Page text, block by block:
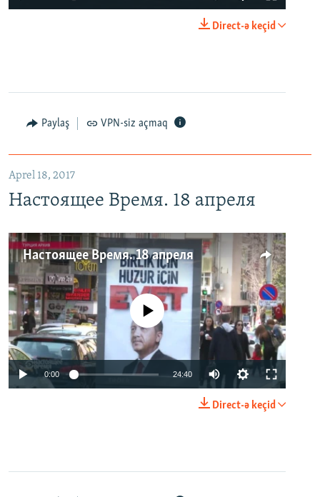
Direct-ə keçid
Paylaş VPN-siz açmaq
Aprel 18, 2017
Настоящее Время. 18 апреля
Настоящее Время. 18 апреля
No media source currently available
0:00 24:40
Direct-ə keçid